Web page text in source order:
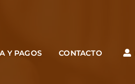
Y PAGOS CONTACTO